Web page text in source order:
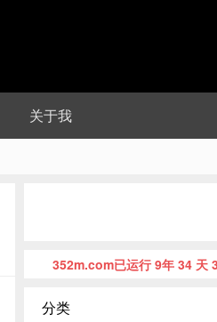
关于我
352m.com已运行 9年 34 天
分类